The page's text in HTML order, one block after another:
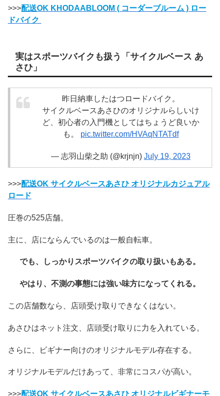
>>>配送OK KHODAABLOOM ( コーダーブルーム ) ロー
ドバイク
実はスポーツバイクも扱う「サイクルベース あ
さひ」
昨日納車したはつロードバイク。
サイクルベースあさひのオリジナルらしいけ
ど、初心者の入門機としてはちょうど良いか
も。 pic.twitter.com/HVAqNTATdf
— 志羽山柴之助 (@krjnjn) July 19, 2023
>>>配送OK サイクルベースあさひ オリジナルカジュアル
ロード
圧巻の525店舗。
主に、店にならんでいるのは一般自転車。
でも、しっかりスポーツバイクの取り扱いもある。
やはり、不測の事態には強い味方になってくれる。
この店舗数なら、店頭受け取りできなくはない。
あさひはネット注文、店頭受け取りに力を入れている。
さらに、ビギナー向けのオリジナルモデル存在する。
オリジナルモデルだけあって、非常にコスパが高い。
>>>配送OK サイクルベースあさひ オリジナルビギナーモ